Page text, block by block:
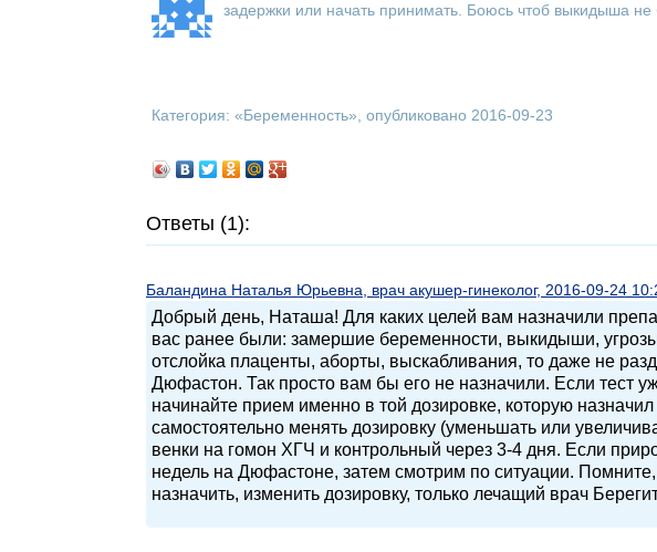
задержки или начать принимать. Боюсь чтоб выкидыша не
Категория: «Беременность», опубликовано 2016-09-23
Ответы (1):
Баландина Наталья Юрьевна, врач акушер-гинеколог, 2016-09-24
Добрый день, Наташа! Для каких целей вам назначили
вас ранее были: замершие беременности, выкидыши,
отслойка плаценты, аборты, выскабливания, то даже не
Дюфастон. Так просто вам бы его не назначили. Если тест
начинайте прием именно в той дозировке, которую
самостоятельно менять дозировку (уменьшать или
венки на гомон ХГЧ и контрольный через 3-4 дня. Если
недель на Дюфастоне, затем смотрим по ситуации.
назначить, изменить дозировку, только лечащий врач